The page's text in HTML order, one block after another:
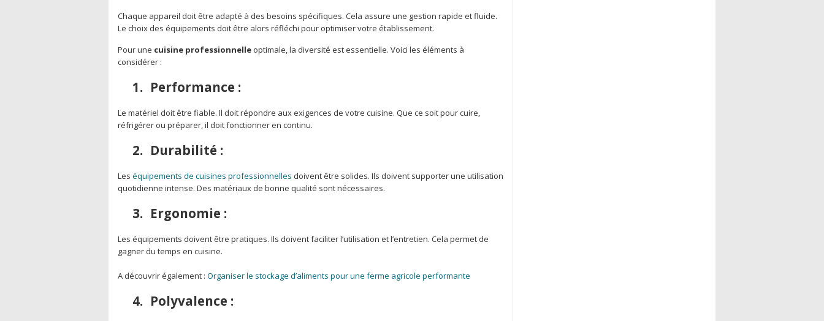
Chaque appareil doit être adapté à des besoins spécifiques. Cela assure une gestion rapide et fluide.
Le choix des équipements doit être alors réfléchi pour optimiser votre établissement.
Pour une cuisine professionnelle optimale, la diversité est essentielle. Voici les éléments à
considérer :
1. Performance :
Le matériel doit être fiable. Il doit répondre aux exigences de votre cuisine. Que ce soit pour cuire,
réfrigérer ou préparer, il doit fonctionner en continu.
2. Durabilité :
Les équipements de cuisines professionnelles doivent être solides. Ils doivent supporter une utilisation
quotidienne intense. Des matériaux de bonne qualité sont nécessaires.
3. Ergonomie :
Les équipements doivent être pratiques. Ils doivent faciliter l’utilisation et l’entretien. Cela permet de
gagner du temps en cuisine.
A découvrir également : Organiser le stockage d’aliments pour une ferme agricole performante
4. Polyvalence :